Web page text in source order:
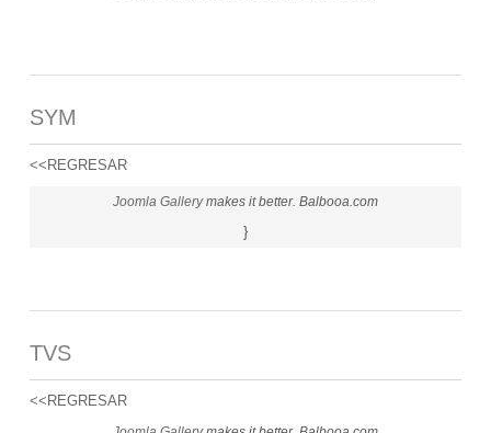
SYM
<<REGRESAR
Joomla Gallerymakes it better. Balbooa.com
}
TVS
<<REGRESAR